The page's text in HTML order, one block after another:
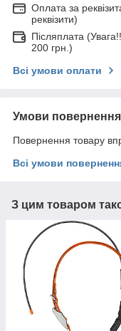
Оплата за
реквізити)
Післяплата
200 грн.)
Всі умови оплати
Умови повернення
Повернення товару
Всі умови
З цим товаром